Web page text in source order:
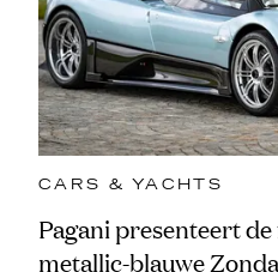
CARS & YACHTS
Pagani presenteert
metallic-blauwe